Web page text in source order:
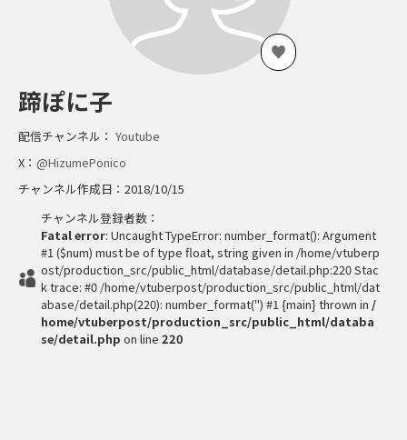
蹄ぽに子
配信チャンネル： Youtube
X： @HizumePonico
チャンネル作成日：2018/10/15
チャンネル登録者数：
Fatal error: Uncaught TypeError: number_format(): Argument
#1 ($num) must be of type float, string given in /home/vtuberp
ost/production_src/public_html/database/detail.php:220 Stac
k trace: #0 /home/vtuberpost/production_src/public_html/dat
abase/detail.php(220): number_format('') #1 {main} thrown in /
home/vtuberpost/production_src/public_html/databa
se/detail.php on line 220